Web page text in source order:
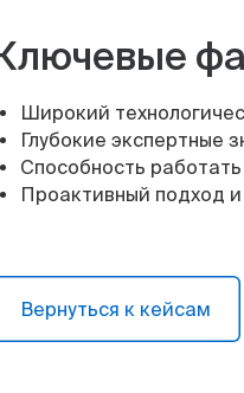
Широкий
Глубокие экспертные
Способность
Проактивный подход и
Вернуться к кейсам